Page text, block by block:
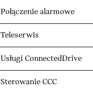
Połączenie alarmowe
Teleserwis
Usługi ConnectedDrive
Sterowanie CCC